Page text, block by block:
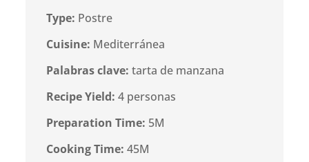
Type: Postre
Cuisine: Mediterránea
Palabras clave:tarta de manzana
Recipe Yield:4 personas
Preparation Time: 5M
Cooking Time:45M